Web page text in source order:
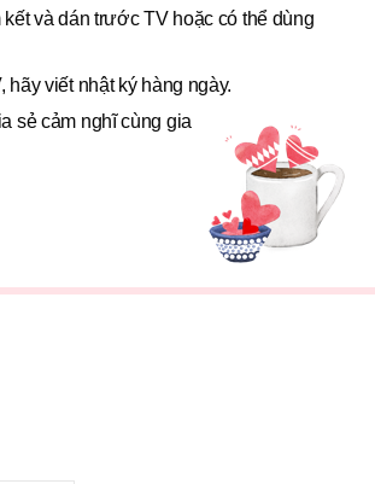
và dán trước TV hoặc có thể dùng
hãy viết nhật ký hàng ngày.
sẻ cảm nghĩ cùng gia